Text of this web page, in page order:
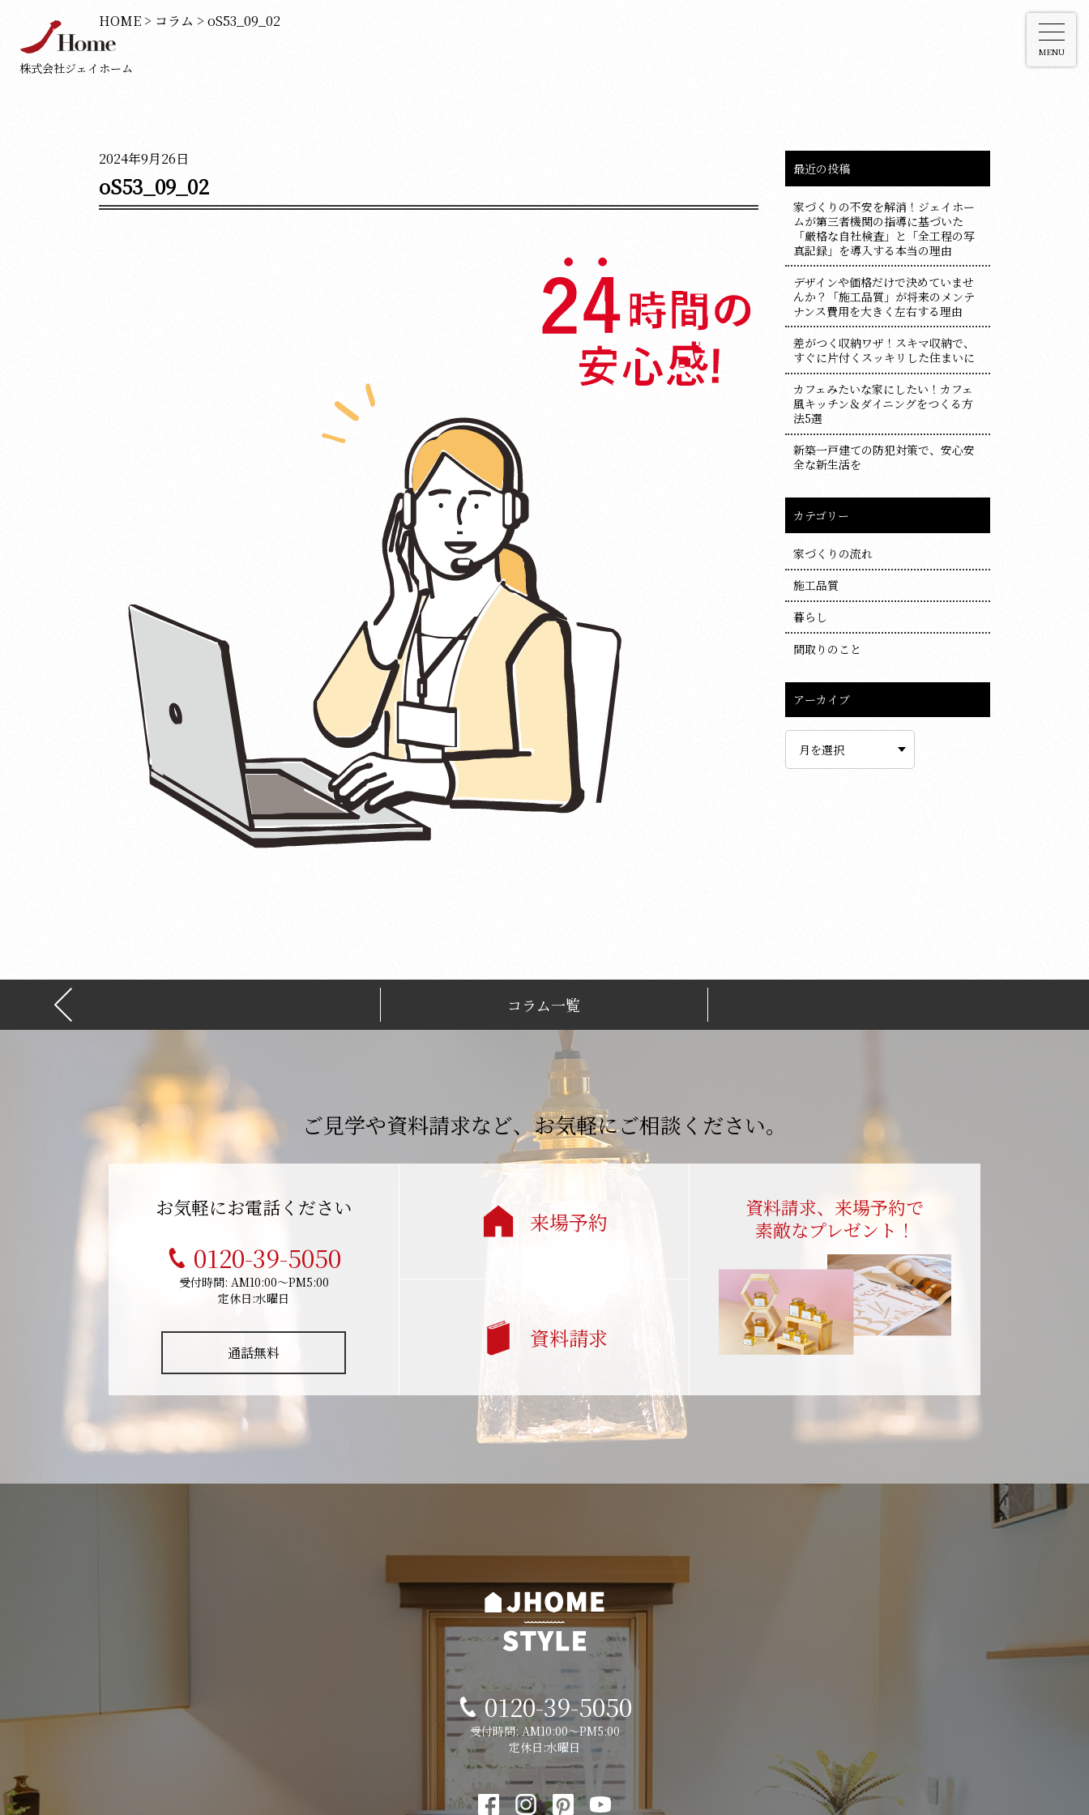
株式会社ジェイホーム
MENU
HOME > コラム > oS53_09_02
2024年9月26日
oS53_09_02
最近の投稿
家づくりの不安を解消！ジェイホー
ムが第三者機関の指導に基づいた
「厳格な自社検査」と「全工程の写
真記録」を導入する本当の理由
デザインや価格だけで決めていませ
んか？「施工品質」が将来のメンテ
ナンス費用を大きく左右する理由
差がつく収納ワザ！スキマ収納で、
すぐに片付くスッキリした住まいに
カフェみたいな家にしたい！カフェ
風キッチン＆ダイニングをつくる方
法5選
新築一戸建ての防犯対策で、安心安
全な新生活を
カテゴリー
家づくりの流れ
施工品質
暮らし
間取りのこと
アーカイブ
イ
コラム一覧
ご見学や資料請求など、お気軽にご相談ください。
お気軽にお電話ください
0120-39-5050
受付時間: AM10:00～PM5:00
定休日:水曜日
通話無料
来場予約
資料請求
資料請求、来場予約で
素敵なプレゼント！
0120-39-5050
受付時間: AM10:00～PM5:00
定休日:水曜日